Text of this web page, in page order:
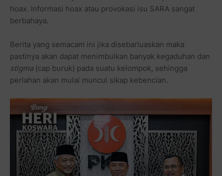
hoax. Informasi hoax atau provokasi isu SARA sangat
berbahaya.
Berita yang semacam ini jika disebarluaskan maka
pastinya akan dapat menimbulkan banyak kegaduhan dan
stigma(cap buruk) pada suatu kelompok, sehingga
perlahan akan mulai muncul sikap kebencian.